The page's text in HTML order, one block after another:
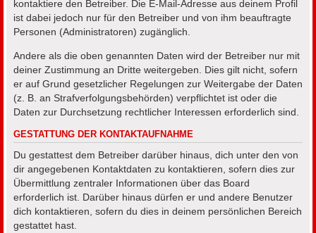
kontaktiere den Betreiber. Die E-Mail-Adresse aus deinem Profil
ist dabei jedoch nur für den Betreiber und von ihm beauftragte
Personen (Administratoren) zugänglich.
Andere als die oben genannten Daten wird der Betreiber nur mit
deiner Zustimmung an Dritte weitergeben. Dies gilt nicht, sofern
er auf Grund gesetzlicher Regelungen zur Weitergabe der Daten
(z. B. an Strafverfolgungsbehörden) verpflichtet ist oder die
Daten zur Durchsetzung rechtlicher Interessen erforderlich sind.
GESTATTUNG DER KONTAKTAUFNAHME
Du gestattest dem Betreiber darüber hinaus, dich unter den von
dir angegebenen Kontaktdaten zu kontaktieren, sofern dies zur
Übermittlung zentraler Informationen über das Board
erforderlich ist. Darüber hinaus dürfen er und andere Benutzer
dich kontaktieren, sofern du dies in deinem persönlichen Bereich
gestattet hast.